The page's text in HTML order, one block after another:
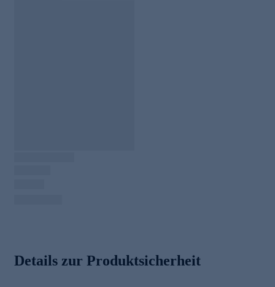
Details zur Produktsicherheit